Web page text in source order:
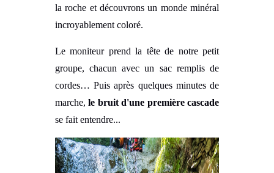
la roche et découvrons un monde minéral
incroyablement coloré.
Le moniteur prend la tête de notre petit
groupe, chacun avec un sac remplis de
cordes… Puis après quelques minutes de
marche, le bruit d'une première cascade
se fait entendre...